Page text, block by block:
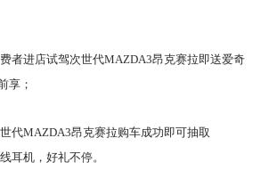
者进店试驾次世代MAZDA3昂克赛拉即送爱奇
享；
代MAZDA3昂克赛拉购车成功即可抽取
耳机，好礼不停。